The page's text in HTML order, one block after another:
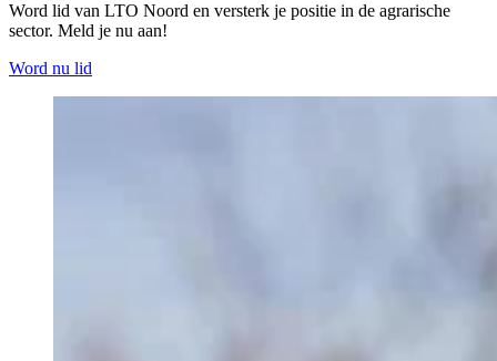
Word lid van LTO Noord en versterk je positie in de agrarische
sector. Meld je nu aan!
Word nu lid